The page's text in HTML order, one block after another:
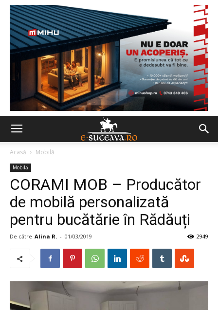
Acasă Mobilă
Mobilă
CORAMI MOB – Producător
de mobilă personalizată
pentru bucătărie în Rădăuți
De către Alina R. - 01/03/2019 2949